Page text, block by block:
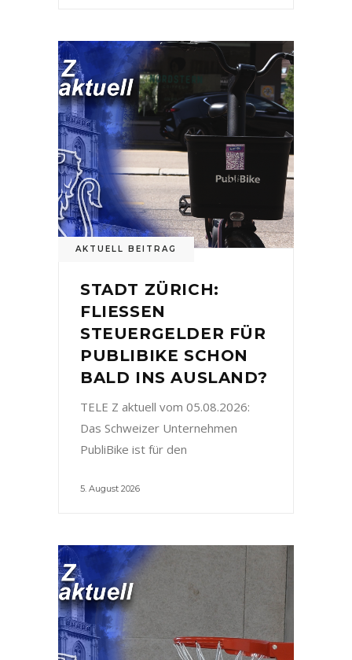
AKTUELL BEITRAG
STADT ZÜRICH:
FLIESSEN
STEUERGELDER FÜR
PUBLIBIKE SCHON
BALD INS AUSLAND?
TELE Z aktuell vom 05.08.2026:
Das Schweizer Unternehmen
PubliBike ist für den
5. August 2026